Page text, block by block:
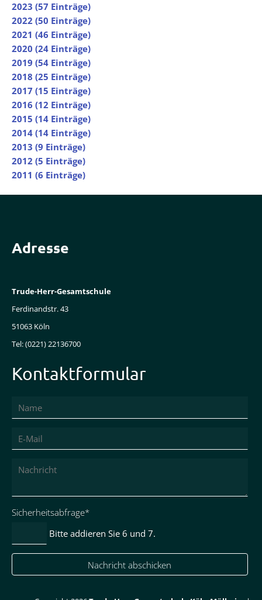
2023 (57 Einträge)
2022 (50 Einträge)
2021 (46 Einträge)
2020 (24 Einträge)
2019 (54 Einträge)
2018 (25 Einträge)
2017 (15 Einträge)
2016 (12 Einträge)
2015 (14 Einträge)
2014 (14 Einträge)
2013 (9 Einträge)
2012 (5 Einträge)
2011 (6 Einträge)
Adresse
Trude-Herr-Gesamtschule
Ferdinandstr. 43
51063 Köln
Tel: (0221) 22136700
Kontaktformular
Pflichtfeld
Sicherheitsabfrage*
Bitte addieren Sie 6 und 7.
Nachricht abschicken